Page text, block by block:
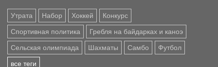
Утрата Набор Хоккей Конкурс
Спортивная политика Гребля на байдарках и каноэ
Сельская олимпиада Шахматы Самбо Футбол
все теги